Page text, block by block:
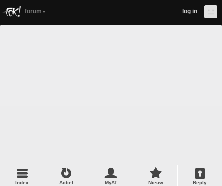
forum log in
Index Actief MyAT Nieuw Reply